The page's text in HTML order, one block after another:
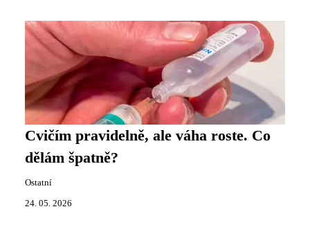
Cvičím pravidelně, ale váha roste. Co
dělám špatně?
Ostatní
24. 05. 2026